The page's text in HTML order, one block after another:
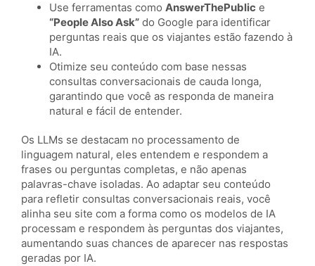
Use ferramentas como AnswerThePublic e
“People Also Ask” do Google para identificar
perguntas reais que os viajantes estão fazendo à
IA.
Otimize seu conteúdo com base nessas
consultas conversacionais de cauda longa,
garantindo que você as responda de maneira
natural e fácil de entender.
Os LLMs se destacam no processamento de
linguagem natural, eles entendem e respondem a
frases ou perguntas completas, e não apenas
palavras-chave isoladas. Ao adaptar seu conteúdo
para refletir consultas conversacionais reais, você
alinha seu site com a forma como os modelos de IA
processam e respondem às perguntas dos viajantes,
aumentando suas chances de aparecer nas respostas
geradas por IA.